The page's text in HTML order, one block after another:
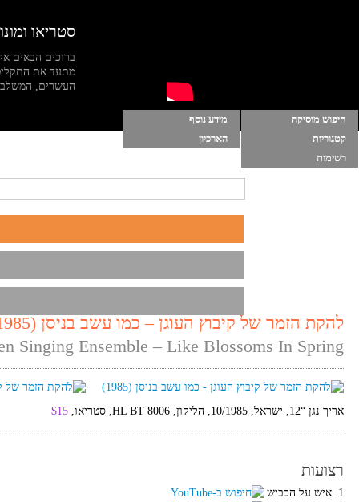
סטריאו ומונו
ברוכים הבאים
מתעד את
העשרים, המשלב
חיפוש מוסיקה
מידע נוסף
קטגוריות
הארכיון
רשימות
הרשימות שלי התחברות |הפעל מוסיקה ברקע
להקת הזמר של קיבוץ העוגן – כמו עשב בניסן (1985)
Singing Ensemble – Like Blossoms In Spring
אריך נגן “12, ישראל, 10/1985, הליקון, HL BT 8006, סטריאו, $15
רצועות
1. איש על הכביש